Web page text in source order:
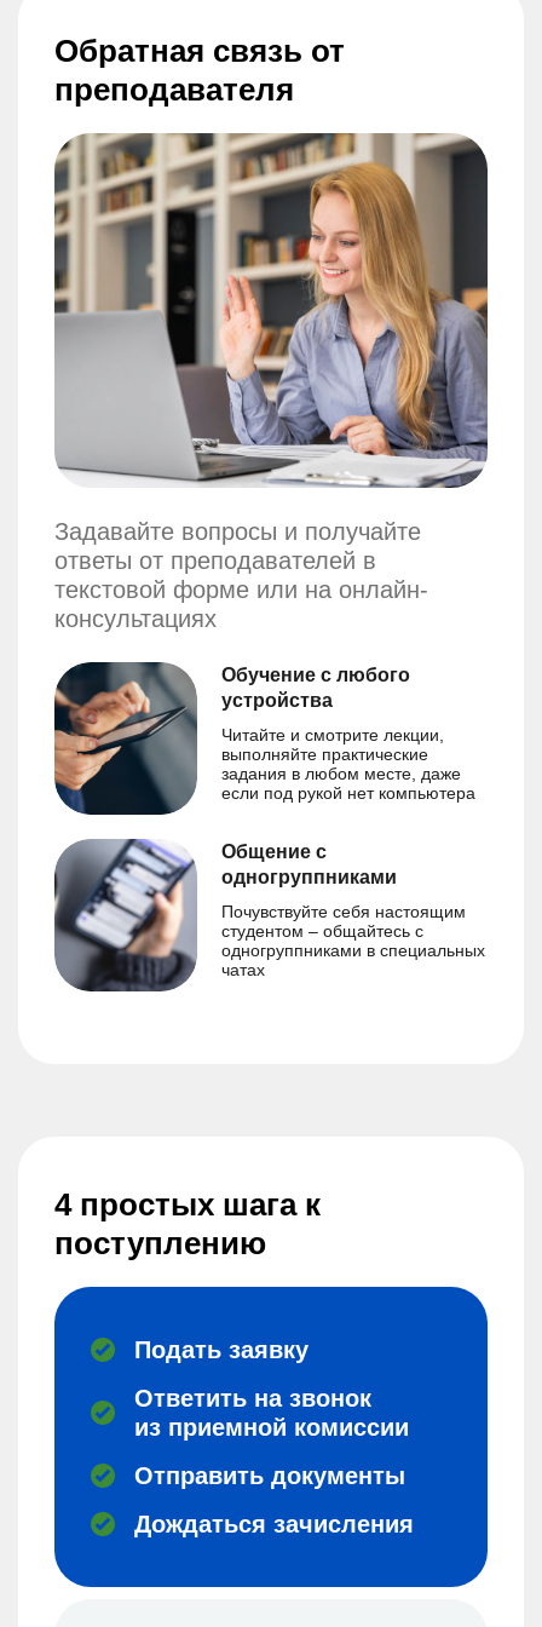
Обратная связь от
преподавателя
Задавайте вопросы и получайте
ответы от преподавателей в
текстовой форме или на онлайн-
консультациях
Обучение с любого
устройства
Читайте и смотрите лекции,
выполняйте практические
задания в любом месте, даже
если под рукой нет компьютера
Общение с
одногруппниками
Почувствуйте себя настоящим
студентом – общайтесь с
одногруппниками в специальных
чатах
4 простых шага к
поступлению
Подать заявку
Ответить на звонок
из приемной комиссии
Отправить документы
Дождаться зачисления